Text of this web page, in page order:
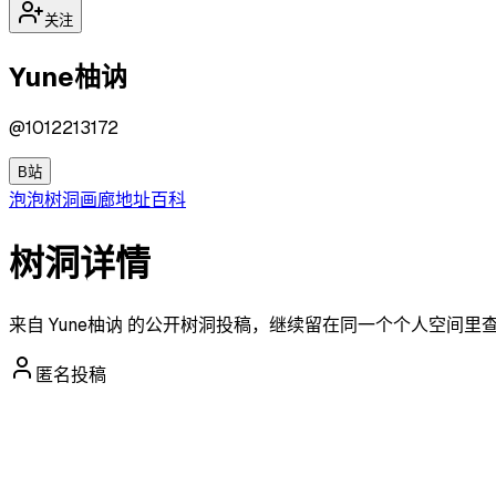
关注
Yune柚讷
@1012213172
B站
泡泡树洞画廊地址百科
树洞详情
来自 Yune柚讷 的公开树洞投稿，继续留在同一个个人空间里
匿名投稿